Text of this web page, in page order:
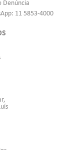
Denúncia
11 5853-4000